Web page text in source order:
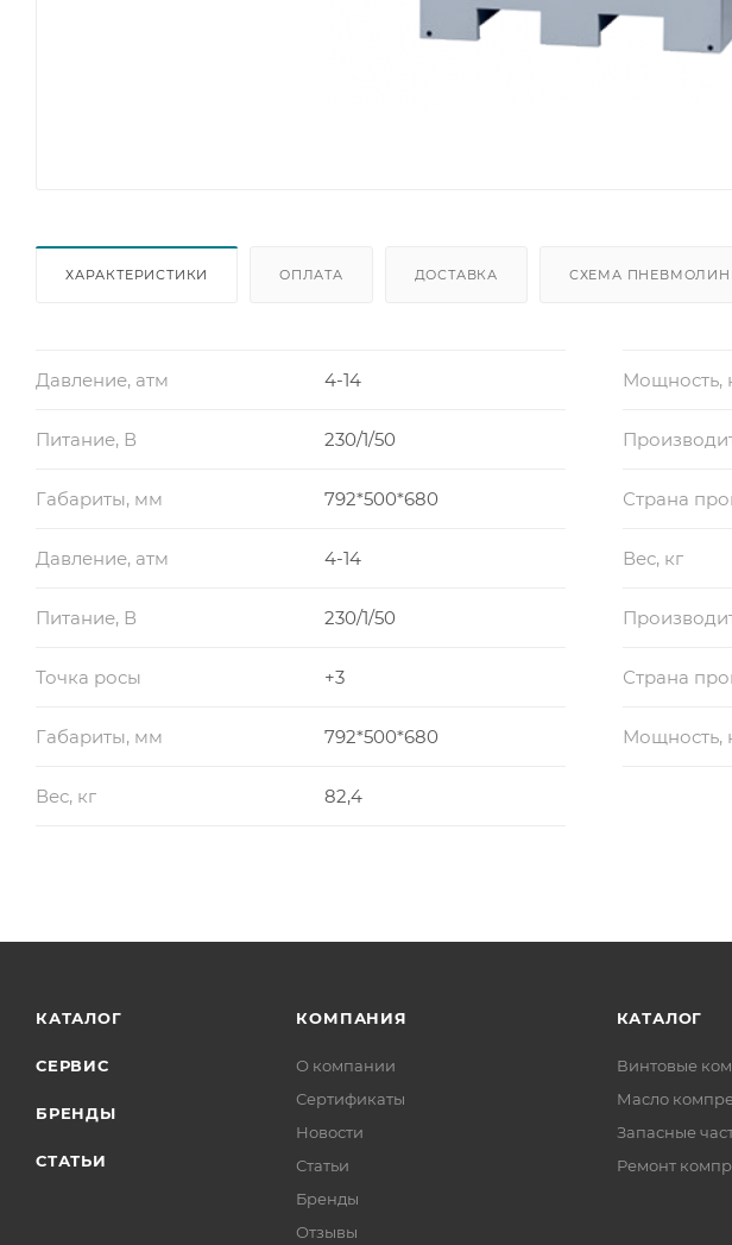
ХАРАКТЕРИСТИКИ ОПЛАТА ДОСТАВКА СХЕМА
Давление, атм 4-14 Мощность,
Питание, В 230/1/50
Габариты, мм 792*500*680 Страна
Давление, атм 4-14 Вес, кг
Питание, В 230/1/50
Точка росы +3 Страна
Габариты, мм 792*500*680 Мощность,
Вес, кг 82,4
КАТАЛОГ
СЕРВИС
БРЕНДЫ
СТАТЬИ
КОМПАНИЯ
О компании
Сертификаты
Новости
Статьи
Бренды
Отзывы
КАТАЛОГ
Винтовые
Масло
Запасные
Ремонт